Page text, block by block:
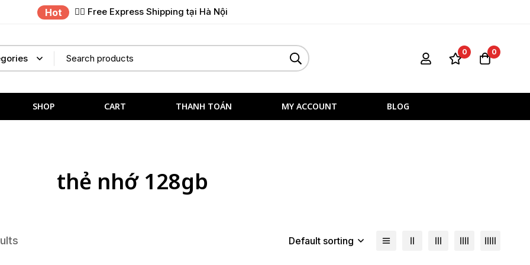
Hot ✌🏼 Free Express Shipping tại Hà Nội
0 0
SHOP CART THANH TOÁN MY ACCOUNT BLOG
thẻ nhớ 128gb
Default sorting